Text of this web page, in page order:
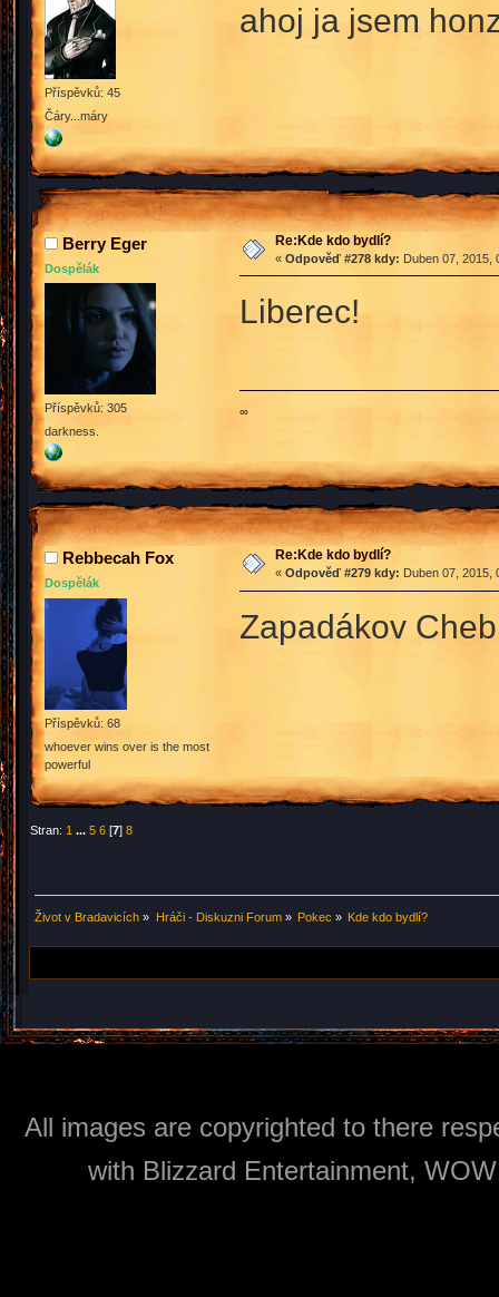
Příspěvků: 45
Čáry...máry
ahoj ja jsem
Berry Eger
Dospělák
Příspěvků: 305
darkness.
Re:Kde kdo bydlí?
« Odpověď #278 kdy: Duben 07, 2015,
Liberec!
∞
Rebbecah Fox
Dospělák
Příspěvků: 68
whoever wins over is the most
powerful
Re:Kde kdo bydlí?
« Odpověď #279 kdy: Duben 07, 2015,
Zapadákov
Stran: 1 ...5 6 [7]8
Život v Bradavicích » Hráči - Diskuzni Forum» Pokec » Kde kdo bydlí?
All images are copyrighted to there
with Blizzard Entertainment,